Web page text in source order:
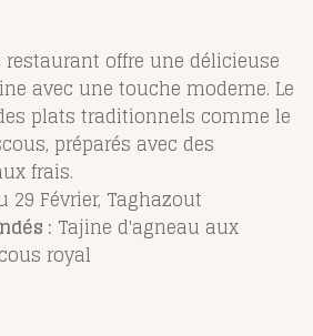
restaurant offre une délicieuse
avec une touche moderne. Le
plats traditionnels comme le
préparés avec des
frais.
29 Février, Taghazout
: Tajine d'agneau aux
royal